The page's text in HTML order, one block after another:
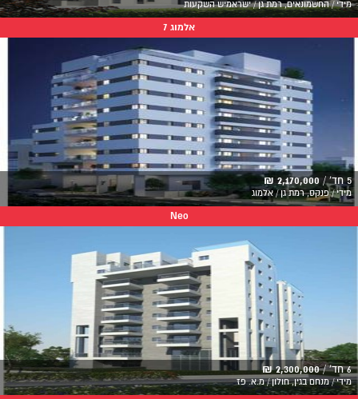
מידי / החשמונאים, רמת גן / ישראמיש השקעות
אלמוג 7
5 חד' / 2,170,000 ₪
מידי / פנקס, רמת גן / אלמוג
Neo
6 חד' / 2,300,000 ₪
מידי / מנחם בגין, חולון / מ.א. פז